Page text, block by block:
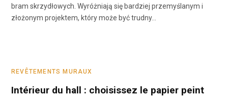
bram skrzydłowych. Wyróżniają się bardziej przemyślanym i
złożonym projektem, który może być trudny…
REVÊTEMENTS MURAUX
Intérieur du hall : choisissez le papier peint